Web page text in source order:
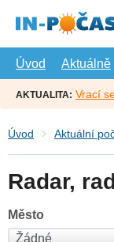
hlavní
Úvod
Aktuálně
AKTUALITA: Vrací
Úvod Aktuální
Radar,
Město